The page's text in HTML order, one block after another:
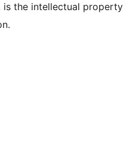
is the intellectual property